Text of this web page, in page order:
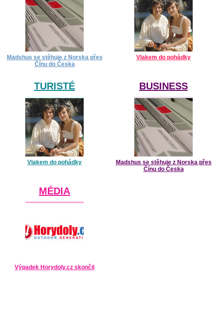
Madshus se stěhuje z Norska přes
Čínu do Česka
Vlakem do pohádky
TURISTÉ
Vlakem do pohádky
BUSINESS
Madshus se stěhuje z Norska přes
Čínu do Česka
MÉDIA
Výpadek Horydoly.cz skončil